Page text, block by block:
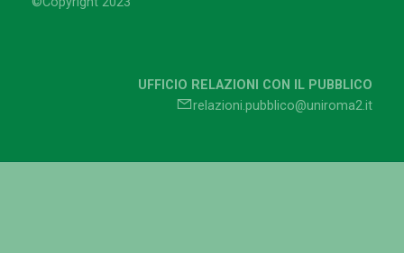
UFFICIO RELAZIONI CON IL PUBBLICO
relazioni.pubblico@uniroma2.it